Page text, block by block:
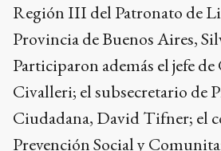
Región III del Patronato de
Provincia de Buenos Aires,
Participaron además el jefe
Civalleri; el subsecretario de
Ciudadana, David Tifner; el
Prevención Social y